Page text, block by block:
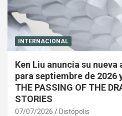
INTERNACIONAL
Ken Liu anuncia su
para septiembre de 2026
THE PASSING OF THE
STORIES
07/07/2026 Distópolis